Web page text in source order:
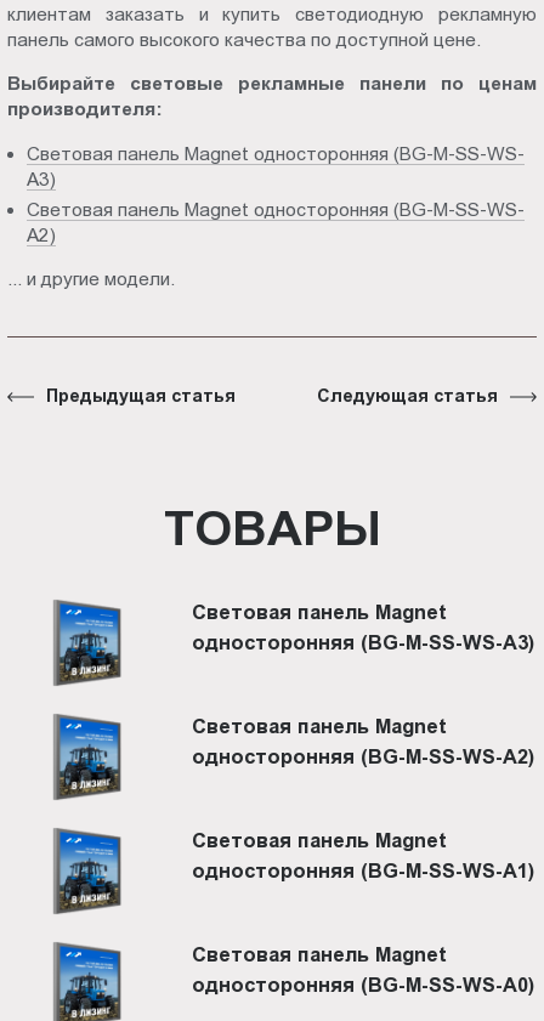
клиентам заказать и купить светодиодную рекламную
панель самого высокого качества по доступной цене.
Выбирайте световые рекламные панели по ценам
производителя:
Световая панель Magnet односторонняя (BG-M-SS-WS-
A3)
Световая панель Magnet односторонняя (BG-M-SS-WS-
A2)
... и другие модели.
Предыдущая статья Следующая статья
ТОВАРЫ
Световая панель Magnet
односторонняя (BG-M-SS-WS-A3)
Световая панель Magnet
односторонняя (BG-M-SS-WS-A2)
Световая панель Magnet
односторонняя (BG-M-SS-WS-A1)
Световая панель Magnet
односторонняя (BG-M-SS-WS-A0)